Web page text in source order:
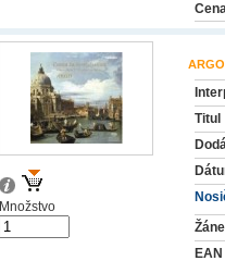
ARGO
Titul
EAN
Množstvo